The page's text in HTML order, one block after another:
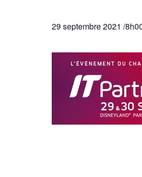
29 septembre 2021 /